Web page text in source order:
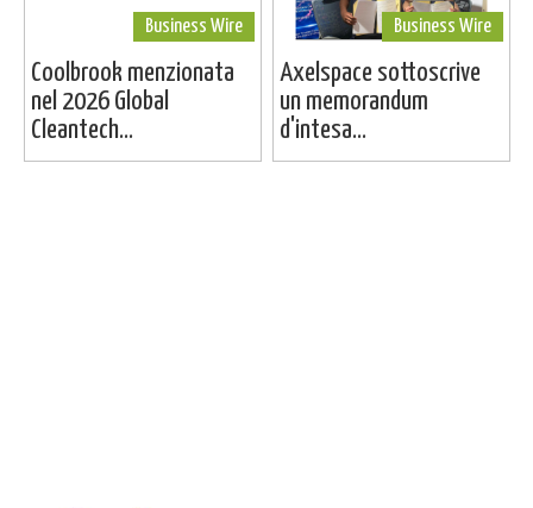
Business Wire
Coolbrook menzionata
nel 2026 Global
Cleantech...
Business Wire
Axelspace sottoscrive
un memorandum
d'intesa...